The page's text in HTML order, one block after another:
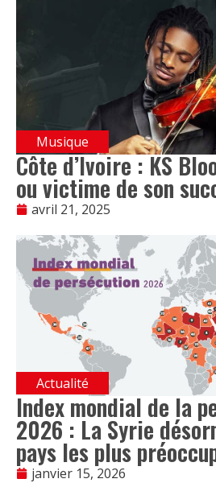
Musique
Côte d’Ivoire : KS
ou victime de son
avril 21, 2025
Actualité
Index mondial de la
2026 : La Syrie
pays les plus
janvier 15, 2026